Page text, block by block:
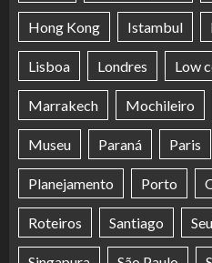
Hong Kong Istambul
Lisboa Londres Low
Marrakech Mochileiro
Museu Paraná Paris
Planejamento Porto
Roteiros Santiago